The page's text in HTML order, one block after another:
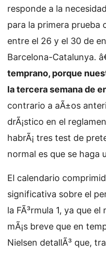
responde a la
para la primera prueba
entre el 26 y el 30 de
Barcelona-Catalunya.
temprano, porque
la tercera semana de
contrario a aÃ±os
drÃ¡stico en el
habrÃ¡ tres test de
normal es que se haga
El calendario
significativa sobre el
la FÃ³rmula 1, ya que el
mÃ¡s breve que en
Nielsen detallÃ³ que,